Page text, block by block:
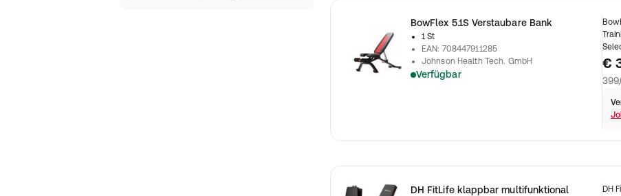
BowFlex 5.1S Verstaubare Bank
1 St
EAN: 708447911285
Johnson Health Tech. GmbH
Verfügbar
€
DH FitLife klappbar multifunktional
DH